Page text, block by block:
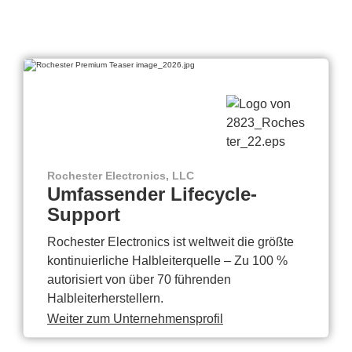
Rochester Electronics, LLC
Umfassender Lifecycle-
Support
Rochester Electronics ist weltweit die größte
kontinuierliche Halbleiterquelle – Zu 100 %
autorisiert von über 70 führenden
Halbleiterherstellern.
Weiter zum Unternehmensprofil